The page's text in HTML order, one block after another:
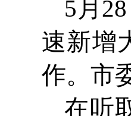
5月
速新增
作。市
在听